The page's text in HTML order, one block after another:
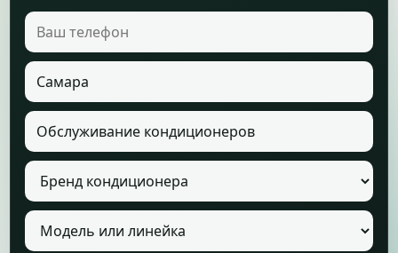
Ваш телефон
Город
Услуга
Бренд кондиционера
Модель кондиционера